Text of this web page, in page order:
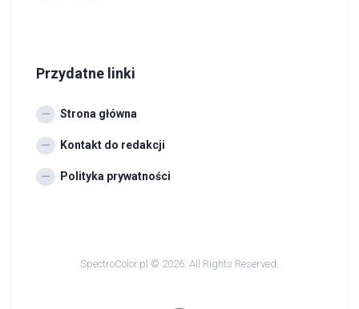
Przydatne linki
Strona główna
Kontakt do redakcji
Polityka prywatności
SpectroColor.pl © 2026. All Rights Reserved.